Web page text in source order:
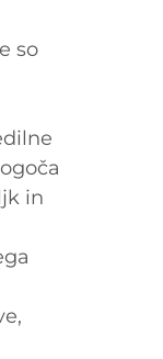
so
in